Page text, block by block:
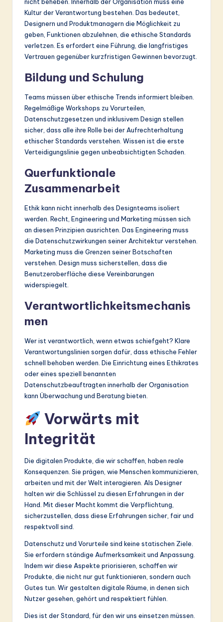
Kultur der Verantwortung bestehen. Das bedeutet,
Designern und Produktmanagern die Möglichkeit zu
geben, Funktionen abzulehnen, die ethische Standards
verletzen. Es erfordert eine Führung, die langfristiges
Vertrauen gegenüber kurzfristigen Gewinnen bevorzugt.
Bildung und Schulung
Teams müssen über ethische Trends informiert bleiben.
Regelmäßige Workshops zu Vorurteilen,
Datenschutzgesetzen und inklusivem Design stellen
sicher, dass alle ihre Rolle bei der Aufrechterhaltung
ethischer Standards verstehen. Wissen ist die erste
Verteidigungslinie gegen unbeabsichtigten Schaden.
Querfunktionale
Zusammenarbeit
Ethik kann nicht innerhalb des Designteams isoliert
werden. Recht, Engineering und Marketing müssen sich
an diesen Prinzipien ausrichten. Das Engineering muss
die Datenschutzwirkungen seiner Architektur verstehen.
Marketing muss die Grenzen seiner Botschaften
verstehen. Design muss sicherstellen, dass die
Benutzeroberfläche diese Vereinbarungen
widerspiegelt.
Verantwortlichkeitsmechanis
men
Wer ist verantwortlich, wenn etwas schiefgeht? Klare
Verantwortungslinien sorgen dafür, dass ethische Fehler
schnell behoben werden. Die Einrichtung eines Ethikrates
oder eines speziell benannten
Datenschutzbeauftragten innerhalb der Organisation
kann Überwachung und Beratung bieten.
Vorwärts mit
Integrität
Die digitalen Produkte, die wir schaffen, haben reale
Konsequenzen. Sie prägen, wie Menschen kommunizieren,
arbeiten und mit der Welt interagieren. Als Designer
halten wir die Schlüssel zu diesen Erfahrungen in der
Hand. Mit dieser Macht kommt die Verpflichtung,
sicherzustellen, dass diese Erfahrungen sicher, fair und
respektvoll sind.
Datenschutz und Vorurteile sind keine statischen Ziele.
Sie erfordern ständige Aufmerksamkeit und Anpassung.
Indem wir diese Aspekte priorisieren, schaffen wir
Produkte, die nicht nur gut funktionieren, sondern auch
Gutes tun. Wir gestalten digitale Räume, in denen sich
Nutzer gesehen, gehört und respektiert fühlen.
Dies ist der Standard, für den wir uns einsetzen müssen.